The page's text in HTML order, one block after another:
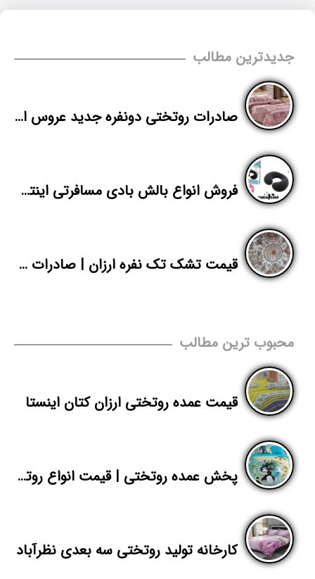
جدیدترین مطالب
صادرات روتختی دونفره جدید عروس ایرانی
فروش انواع بالش بادی مسافرتی اینتکس
قیمت تشک تک نفره ارزان | صادرات تشک مسافرتی سبک | پاندا
محبوب ترین مطالب
قیمت عمده روتختی ارزان کتان اینستا
پخش عمده روتختی | قیمت انواع روتختی یک نفره دخترانه | پاندا
کارخانه تولید روتختی سه بعدی نظرآباد